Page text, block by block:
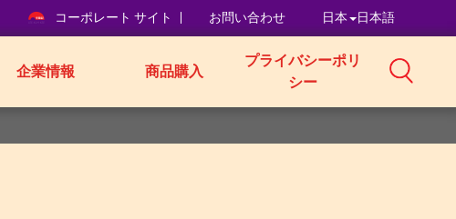
コーポレート サイト お問い合わせ 日本 日本語
企業情報 商品購入
プライバシーポリ
シー